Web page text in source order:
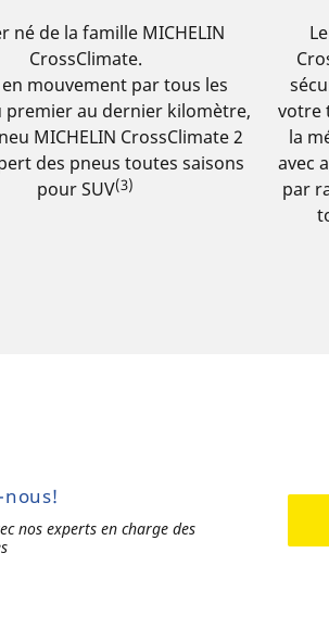
né de la famille MICHELIN
CrossClimate.
en mouvement par tous les
premier au dernier kilomètre,
MICHELIN CrossClimate 2
des pneus toutes saisons
pour SUV(3)
votre
la
avec
par
nous!
nosexperts encharge des